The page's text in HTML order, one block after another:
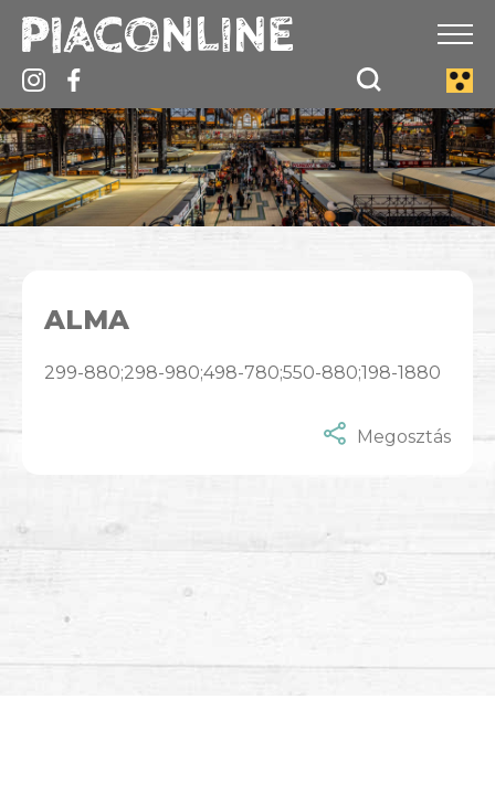
ALMA
299-880;298-980;498-780;550-880;198-1880
Megosztás